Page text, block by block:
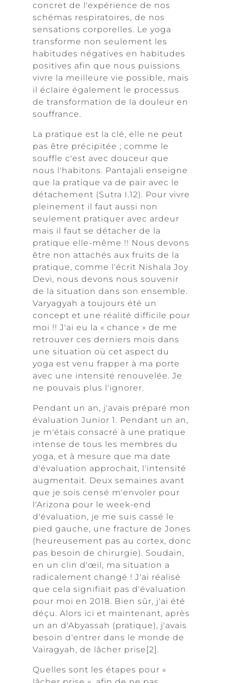
concret de l'expérience de nos
schémas respiratoires, de nos
sensations corporelles. Le yoga
transforme non seulement les
habitudes négatives en habitudes
positives afin que nous puissions
vivre la meilleure vie possible, mais
il éclaire également le processus
de transformation de la douleur en
souffrance.
La pratique est la clé, elle ne peut
pas être précipitée ; comme le
souffle c'est avec douceur que
nous l'habitons. Pantajali enseigne
que la pratique va de pair avec le
détachement (Sutra I.12). Pour vivre
pleinement il faut aussi non
seulement pratiquer avec ardeur
mais il faut se détacher de la
pratique elle-même !! Nous devons
être non attachés aux fruits de la
pratique, comme l'écrit Nishala Joy
Devi, nous devons nous souvenir
de la situation dans son ensemble.
Varyagyah a toujours été un
concept et une réalité difficile pour
moi !! J'ai eu la « chance » de me
retrouver ces derniers mois dans
une situation où cet aspect du
yoga est venu frapper à ma porte
avec une intensité renouvelée. Je
ne pouvais plus l'ignorer.
Pendant un an, j'avais préparé mon
évaluation Junior 1. Pendant un an,
je m'étais consacré à une pratique
intense de tous les membres du
yoga, et à mesure que ma date
d'évaluation approchait, l'intensité
augmentait. Deux semaines avant
que je sois censé m'envoler pour
l'Arizona pour le week-end
d'évaluation, je me suis cassé le
pied gauche, une fracture de Jones
(heureusement pas au cortex, donc
pas besoin de chirurgie). Soudain,
en un clin d'œil, ma situation a
radicalement changé ! J'ai réalisé
que cela signifiait pas d'évaluation
pour moi en 2018. Bien sûr, j'ai été
déçu. Alors ici et maintenant, après
un an d'Abyassah (pratique), j'avais
besoin d'entrer dans le monde de
Vairagyah, de lâcher prise[2].
Quelles sont les étapes pour «